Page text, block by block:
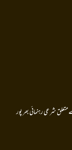
شرعی رہنمائی بھر پور